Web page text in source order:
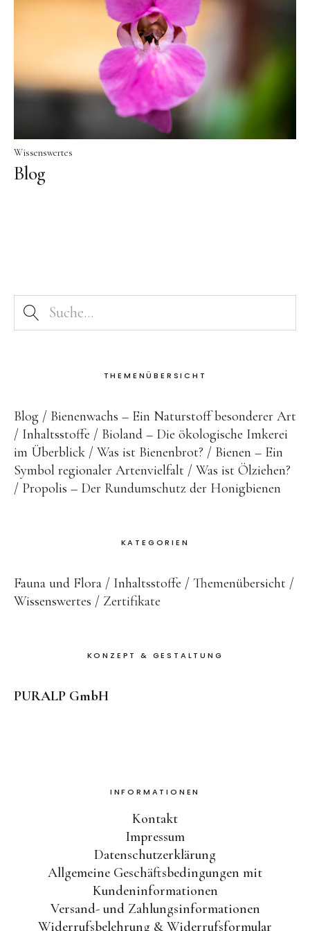
Kontakt
Kostenloser Versand ab 50
Euro
Wissenswertes
Blog
THEMENÜBERSICHT
Blog
Bienenwachs – Ein Naturstoff besonderer Art
Inhaltsstoffe
Bioland – Die ökologische Imkerei
im Überblick
Was ist Bienenbrot?
Bienen – Ein
Symbol regionaler Artenvielfalt
Was ist Ölziehen?
Propolis – Der Rundumschutz der Honigbienen
KATEGORIEN
Fauna und Flora Inhaltsstoffe
Themenübersicht
Wissenswertes
Zertifikate
KONZEPT & GESTALTUNG
PURALP GmbH
INFORMATIONEN
Kontakt
Impressum
Datenschutzerklärung
Allgemeine Geschäftsbedingungen mit
Kundeninformationen
Versand- und Zahlungsinformationen
Widerrufsbelehrung & Widerrufsformular